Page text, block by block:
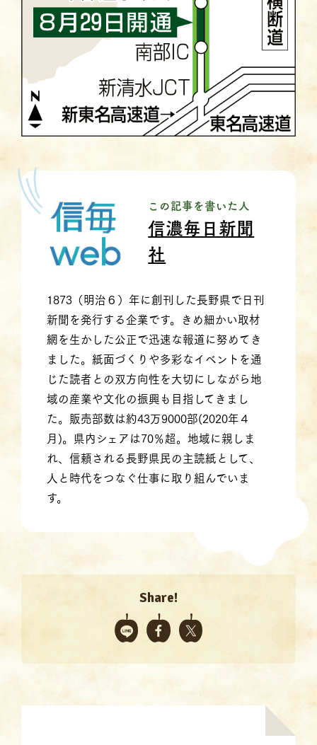
この記事を書いた人
信濃毎日新聞
社
1873（明治６）年に創刊した長野県で日刊
新聞を発行する企業です。きめ細かい取材
網を生かした公正で迅速な報道に努めてき
ました。紙面づくりや多彩なイベントを通
じた読者との双方向性を大切にしながら地
域の産業や文化の振興も目指してきまし
た。販売部数は約43万9000部(2020年４
月)。県内シェアは70％超。地域に親しま
れ、信頼される長野県民の主読紙として、
人と時代をつなぐ仕事に取り組んでいま
す。
Share!